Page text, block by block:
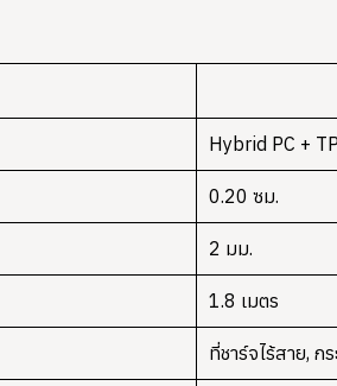
Hybrid PC +
0.20 ซม.
2 มม.
1.8 เมตร
ที่ชาร์จไร้สาย, ก